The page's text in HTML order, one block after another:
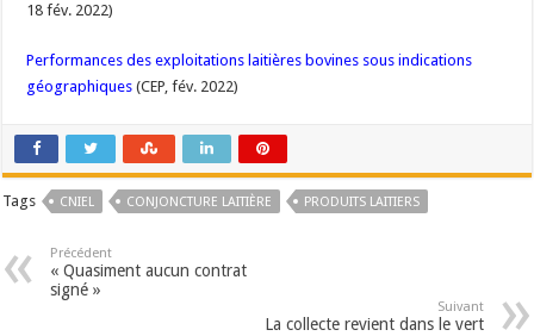
18 fév. 2022)
Performances des exploitations laitières bovines sous indications
géographiques (CEP, fév. 2022)
Tags CNIEL CONJONCTURE LAITIÈRE PRODUITS LAITIERS
Précédent
« Quasiment aucun contrat
signé »
Suivant
La collecte revient dans le vert